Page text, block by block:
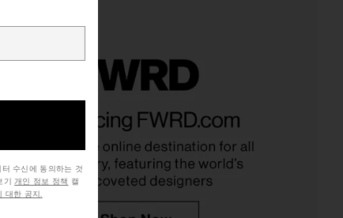
ANGELES Adelina
Grey
$978
$1,150
수신에 동의하는 것
기개인 정보 정책
대한 공지.